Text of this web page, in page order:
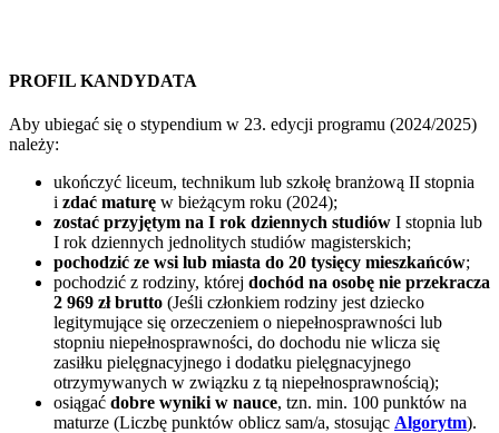
PROFIL KANDYDATA
Aby ubiegać się o stypendium w 23. edycji programu (2024/2025)
należy:
ukończyć liceum, technikum lub szkołę branżową II stopnia
i zdać maturę w bieżącym roku (2024);
zostać przyjętym na I rok dziennych studiów I stopnia lub
I rok dziennych jednolitych studiów magisterskich;
pochodzić ze wsi lub miasta do 20 tysięcy mieszkańców;
pochodzić z rodziny, której dochód na osobę nie przekracza
2 969 zł brutto (Jeśli członkiem rodziny jest dziecko
legitymujące się orzeczeniem o niepełnosprawności lub
stopniu niepełnosprawności, do dochodu nie wlicza się
zasiłku pielęgnacyjnego i dodatku pielęgnacyjnego
otrzymywanych w związku z tą niepełnosprawnością);
osiągać dobre wyniki w nauce, tzn. min. 100 punktów na
maturze (Liczbę punktów oblicz sam/a, stosując Algorytm).